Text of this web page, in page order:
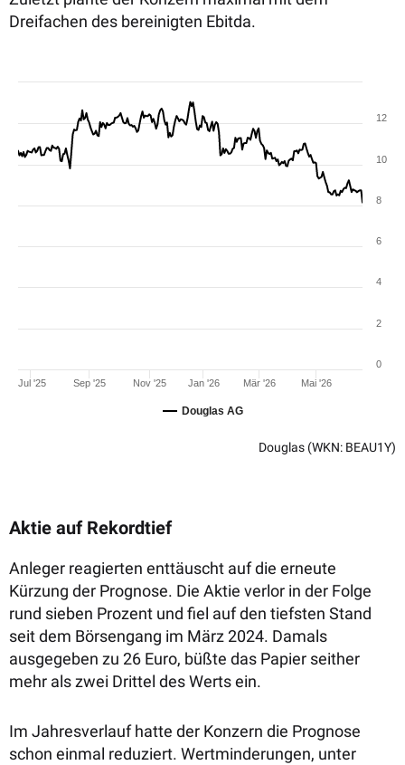
Dreifachen des bereinigten Ebitda.
Douglas AG
Jul '25 Sep '25 Nov '25 Jan '26 Mär '26 Mai '26
0
2
4
6
8
10
12
Douglas (WKN: BEAU1Y)
Aktie auf Rekordtief
Anleger reagierten enttäuscht auf die erneute
Kürzung der Prognose. Die Aktie verlor in der Folge
rund sieben Prozent und fiel auf den tiefsten Stand
seit dem Börsengang im März 2024. Damals
ausgegeben zu 26 Euro, büßte das Papier seither
mehr als zwei Drittel des Werts ein.
Im Jahresverlauf hatte der Konzern die Prognose
schon einmal reduziert. Wertminderungen, unter